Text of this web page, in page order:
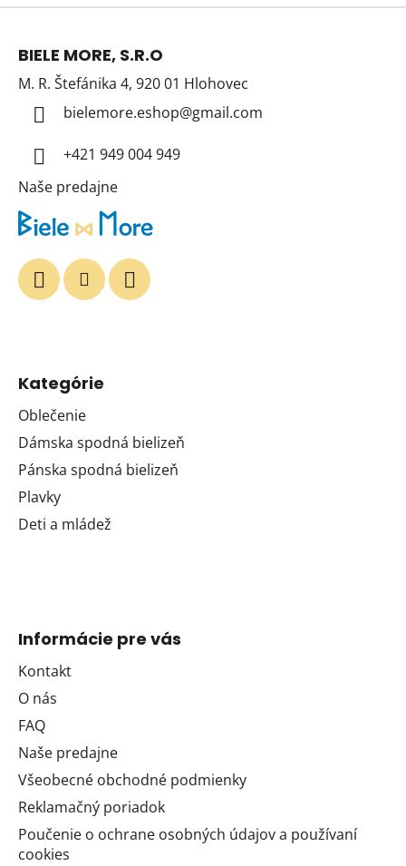
Z
BIELE MORE, S.R.O
M. R. Štefánika 4, 920 01 Hlohovec
bielemore.eshop@gmail.com
+421 949 004 949
Naše predajne
Kategórie
Oblečenie
Dámska spodná bielizeň
Pánska spodná bielizeň
Plavky
Deti a mládež
Informácie pre vás
Kontakt
O nás
FAQ
Naše predajne
Všeobecné obchodné podmienky
Reklamačný poriadok
Poučenie o ochrane osobných údajov a používaní
cookies